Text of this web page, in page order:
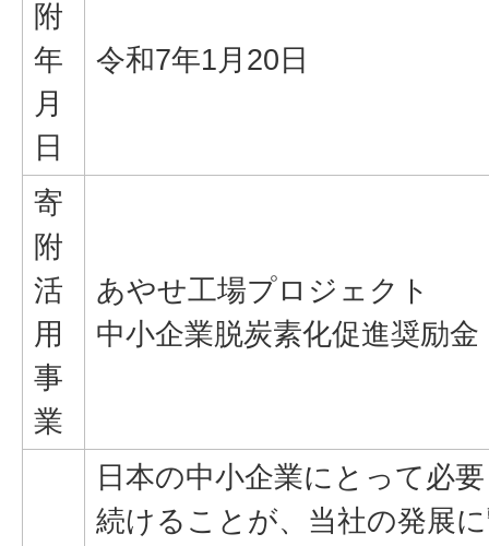
附
年
月
日
令和7年1月20日
寄
附
活
用
事
業
あやせ工場プロジェクト
中小企業脱炭素化促進奨励金
日本の中小企業にとって必
続けることが、当社の発展